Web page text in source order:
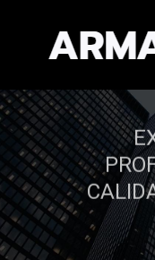
Establecemos
clientes
integridad